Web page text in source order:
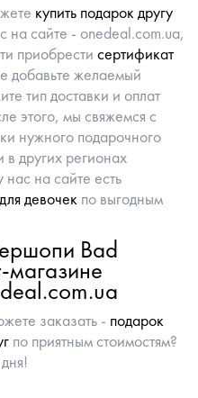
купить подарок другу
на сайте - onedeal.com.ua,
приобрести сертификат
добавьте желаемый
тип доставки и оплат
этого, мы свяжемся с
нужного подарочного
других регионах
на сайте есть
девочек по выгодным
Bad
магазине
заказать - подарок
по приятным стоимостям?